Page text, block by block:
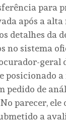
para
após a alta
detalhes da
no sistema
geral
posicionado
pedido de
parecer, ele
a